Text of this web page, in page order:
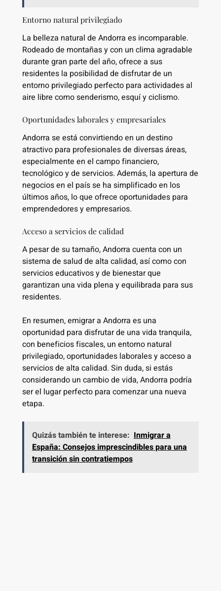
Entorno natural privilegiado
La belleza natural de Andorra es incomparable.
Rodeado de montañas y con un clima agradable
durante gran parte del año, ofrece a sus
residentes la posibilidad de disfrutar de un
entorno privilegiado perfecto para actividades al
aire libre como senderismo, esquí y ciclismo.
Oportunidades laborales y empresariales
Andorra se está convirtiendo en un destino
atractivo para profesionales de diversas áreas,
especialmente en el campo financiero,
tecnológico y de servicios. Además, la apertura de
negocios en el país se ha simplificado en los
últimos años, lo que ofrece oportunidades para
emprendedores y empresarios.
Acceso a servicios de calidad
A pesar de su tamaño, Andorra cuenta con un
sistema de salud de alta calidad, así como con
servicios educativos y de bienestar que
garantizan una vida plena y equilibrada para sus
residentes.
En resumen, emigrar a Andorra es una
oportunidad para disfrutar de una vida tranquila,
con beneficios fiscales, un entorno natural
privilegiado, oportunidades laborales y acceso a
servicios de alta calidad. Sin duda, si estás
considerando un cambio de vida, Andorra podría
ser el lugar perfecto para comenzar una nueva
etapa.
Quizás también te interese: Inmigrar a
España: Consejos imprescindibles para una
transición sin contratiempos